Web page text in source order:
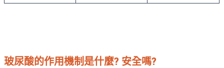
玻尿酸的作用機制是什麼? 安全嗎?